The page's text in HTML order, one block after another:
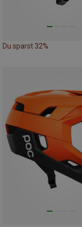
Du sparst 32%